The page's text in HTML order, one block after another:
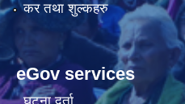
कर तथा शुल्कहरु
eGov services